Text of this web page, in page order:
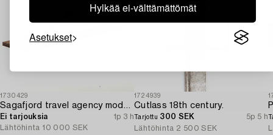
Hylkää ei-välttämättömät
Asetukset
1730429
Sagafjord travel agency model / ship model.
Ei tarjouksia
1p 3 h
Lähtöhinta 10 000 SEK
1724939
Cutlass 18th century.
Tarjottu 300 SEK
5p 5 h
Lähtöhinta 2 500 SEK